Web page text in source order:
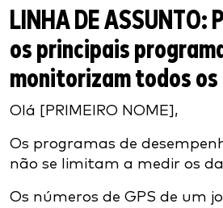
LINHA DE ASSUNTO:
os principais
monitorizam todos
Olá [PRIMEIRO NOME],
Os programas de
não se limitam a medir os
Os números de GPS de um